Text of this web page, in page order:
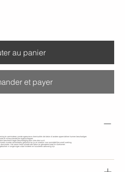
au panier
et payer
te verminderen zonder agressieve chemicaliën die beton of andere oppervlakken kunnen beschadigen.
en milieuvriendelijke eigenschappen.
beschermt tegen beschadiging door vries-dooi-cycli.
worden rechtstreeks gestrooid op ijs en sneeuw voor onmiddellijke smelt werking.
Het ureum helpt schade aan beton en gewapend staal te voorkomen.
in omgevingen waar kinderen en huisdieren aanwezig zijn.